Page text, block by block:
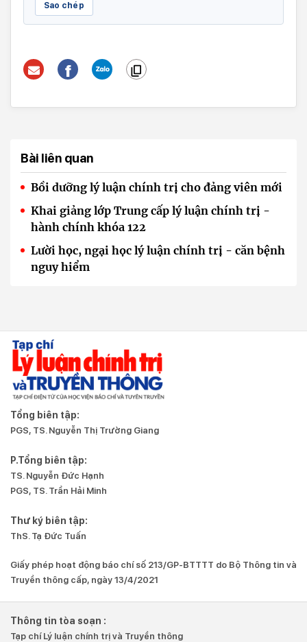
Sao chép
Bài liên quan
Bồi dưỡng lý luận chính trị cho đảng viên mới
Khai giảng lớp Trung cấp lý luận chính trị -
hành chính khóa 122
Lười học, ngại học lý luận chính trị - căn bệnh
nguy hiểm
Tổng biên tập:
PGS, TS. Nguyễn Thị Trường Giang
P.Tổng biên tập:
TS. Nguyễn Đức Hạnh
PGS, TS. Trần Hải Minh
Thư ký biên tập:
ThS. Tạ Đức Tuấn
Giấy phép hoạt động báo chí số 213/GP-BTTTT do Bộ Thông tin và
Truyền thông cấp, ngày 13/4/2021
Thông tin tòa soạn :
Tạp chí Lý luận chính trị và Truyền thông